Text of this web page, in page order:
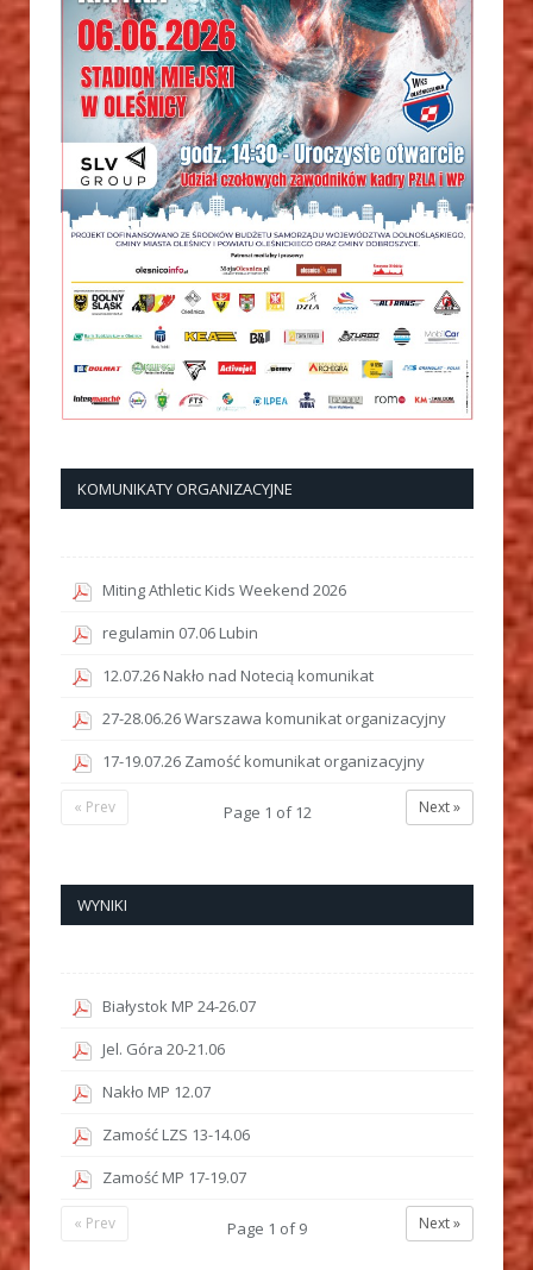
KOMUNIKATY ORGANIZACYJNE
Miting Athletic Kids Weekend 2026
regulamin 07.06 Lubin
12.07.26 Nakło nad Notecią komunikat
27-28.06.26 Warszawa komunikat organizacyjny
17-19.07.26 Zamość komunikat organizacyjny
Next »
Page 1 of12
« Prev
WYNIKI
Białystok MP 24-26.07
Jel. Góra 20-21.06
Nakło MP 12.07
Zamość LZS 13-14.06
Zamość MP 17-19.07
Next »
Page 1 of9
« Prev